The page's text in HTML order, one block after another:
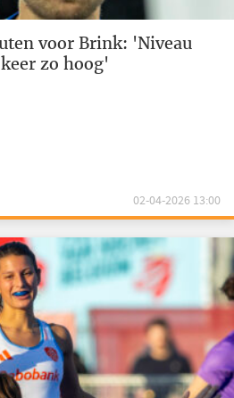
voor Brink: 'Niveau
zo hoog'
02-04-2026 13:00